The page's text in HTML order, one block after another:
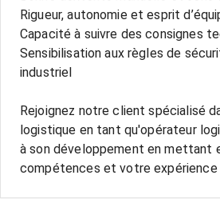
Rigueur, autonomie et esprit
Capacité à suivre des consignes
Sensibilisation aux règles de
industriel
Rejoignez notre client spécialisé
logistique en tant qu'opérateur
à son développement en mettant